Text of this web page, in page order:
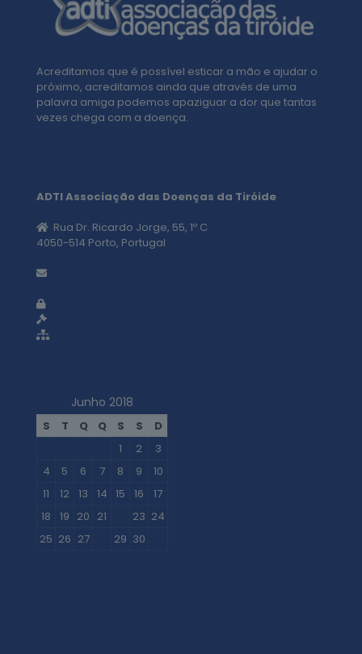
Acreditamos que é possível esticar a mão e ajudar o
próximo, acreditamos ainda que através de uma
palavra amiga podemos apaziguar a dor que tantas
vezes chega com a doença.
ADTI Associação das Doenças da Tiróide
Rua Dr. Ricardo Jorge, 55, 1º C
4050-514 Porto, Portugal
Junho 2018
S T Q Q S S
D
1
2
3
4
5 6 7 8 9
10
11
12 13 14 15 16
17
18
19 20 21 23 24
25 26 27 29 30